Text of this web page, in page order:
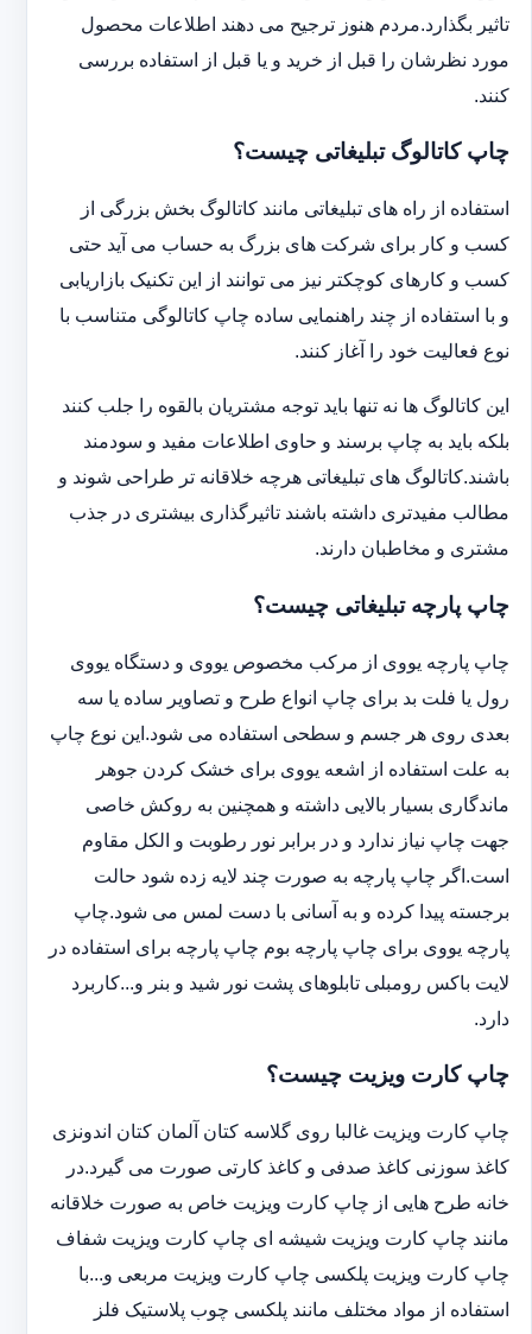
تاثیر بگذارد.مردم هنوز ترجیح می دهند اطلاعات محصول
مورد نظرشان را قبل از خرید و یا قبل از استفاده بررسی
کنند.
چاپ کاتالوگ تبلیغاتی چیست؟
استفاده از راه های تبلیغاتی مانند کاتالوگ بخش بزرگی از
کسب و کار برای شرکت های بزرگ به حساب می آید حتی
کسب و کارهای کوچکتر نیز می توانند از این تکنیک بازاریابی
و با استفاده از چند راهنمایی ساده چاپ کاتالوگی متناسب با
نوع فعالیت خود را آغاز کنند.
این کاتالوگ ها نه تنها باید توجه مشتریان بالقوه را جلب کنند
بلکه باید به چاپ برسند و حاوی اطلاعات مفید و سودمند
باشند.کاتالوگ های تبلیغاتی هرچه خلاقانه تر طراحی شوند و
مطالب مفیدتری داشته باشند تاثیرگذاری بیشتری در جذب
مشتری و مخاطبان دارند.
چاپ پارچه تبلیغاتی چیست؟
چاپ پارچه یووی از مرکب مخصوص یووی و دستگاه یووی
رول یا فلت بد برای چاپ انواع طرح و تصاویر ساده یا سه
بعدی روی هر جسم و سطحی استفاده می شود.این نوع چاپ
به علت استفاده از اشعه یووی برای خشک کردن جوهر
ماندگاری بسیار بالایی داشته و همچنین به روکش خاصی
جهت چاپ نیاز ندارد و در برابر نور رطوبت و الکل مقاوم
است.اگر چاپ پارچه به صورت چند لایه زده شود حالت
برجسته پیدا کرده و به آسانی با دست لمس می شود.چاپ
پارچه یووی برای چاپ پارچه بوم چاپ پارچه برای استفاده در
لایت باکس رومبلی تابلوهای پشت نور شید و بنر و...کاربرد
دارد.
چاپ کارت ویزیت چیست؟
چاپ کارت ویزیت غالبا روی گلاسه کتان آلمان کتان اندونزی
کاغذ سوزنی کاغذ صدفی و کاغذ کارتی صورت می گیرد.در
خانه طرح هایی از چاپ کارت ویزیت خاص به صورت خلاقانه
مانند چاپ کارت ویزیت شیشه ای چاپ کارت ویزیت شفاف
چاپ کارت ویزیت پلکسی چاپ کارت ویزیت مربعی و...با
استفاده از مواد مختلف مانند پلکسی چوب پلاستیک فلز